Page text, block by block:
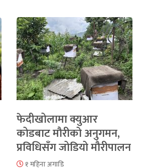
फेदीखोलामा क्युआर
कोडबाट मौरीको अनुगमन,
प्रविधिसँग जोडियो मौरीपालन
१ महिना अगाडि